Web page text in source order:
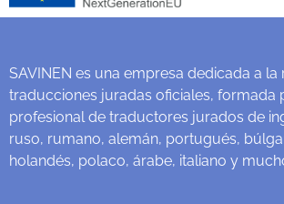
SAVINEN es una empresa dedicada a la
traducciones juradas oficiales, formada
profesional de traductores jurados de
ruso, rumano, alemán, portugués,
holandés, polaco, árabe, italiano y